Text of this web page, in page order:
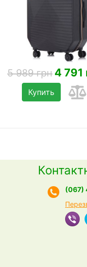
5 989 грн 4 791
Купить
(067)